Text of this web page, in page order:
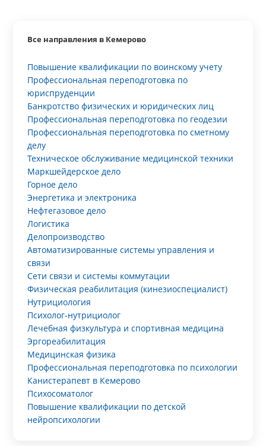
Все направления в Кемерово
Повышение квалификации по воинскому учету
Профессиональная переподготовка по
юриспруденции
Банкротство физических и юридических лиц
Профессиональная переподготовка по геодезии
Профессиональная переподготовка по сметному
делу
Техническое обслуживание медицинской техники
Маркшейдерское дело
Горное дело
Энергетика и электроника
Нефтегазовое дело
Логистика
Делопроизводство
Автоматизированные системы управления и
связи
Сети связи и системы коммутации
Физическая реабилитация (кинезиоспециалист)
Нутрициология
Психолог-нутрициолог
Лечебная физкультура и спортивная медицина
Эргореабилитация
Медицинская физика
Профессиональная переподготовка по психологии
Канистерапевт в Кемерово
Психосоматолог
Повышение квалификации по детской
нейропсихологии